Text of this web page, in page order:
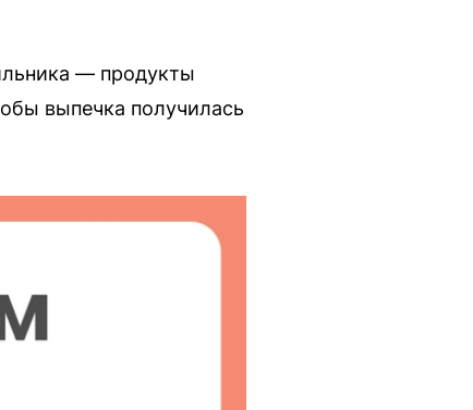
— продукты
выпечка получилась